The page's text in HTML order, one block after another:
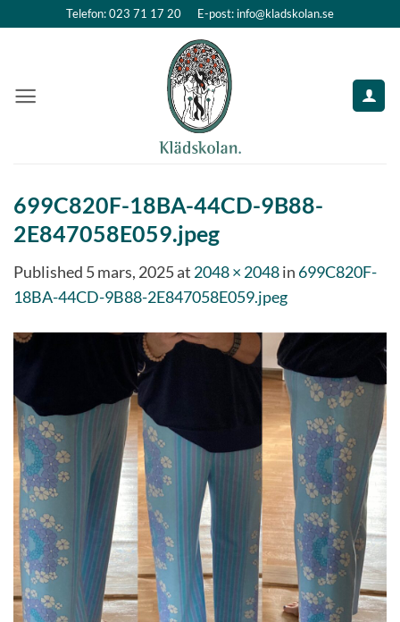
Telefon: 023 71 17 20 E-post: info@kladskolan.se
699C820F-18BA-44CD-9B88-
2E847058E059.jpeg
Published 5 mars, 2025at 2048 × 2048in 699C820F-
18BA-44CD-9B88-2E847058E059.jpeg